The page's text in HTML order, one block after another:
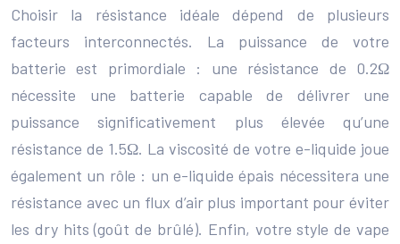
Choisir la résistance idéale dépend de plusieurs
facteurs interconnectés. La puissance de votre
batterie est primordiale : une résistance de 0.2Ω
nécessite une batterie capable de délivrer une
puissance significativement plus élevée qu’une
résistance de 1.5Ω. La viscosité de votre e-liquide joue
également un rôle : un e-liquide épais nécessitera une
résistance avec un flux d’air plus important pour éviter
les dry hits (goût de brûlé). Enfin, votre style de vape